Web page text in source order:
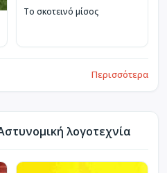
Το σκοτεινό μίσος
Περισσότερα
λογοτεχνία